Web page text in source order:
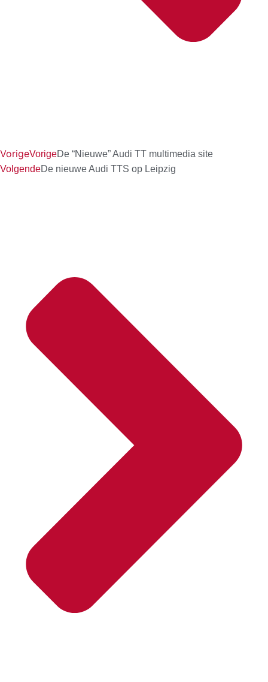
VorigeVorigeDe “Nieuwe” Audi TT multimedia site
VolgendeDe nieuwe Audi TTS op Leipzig